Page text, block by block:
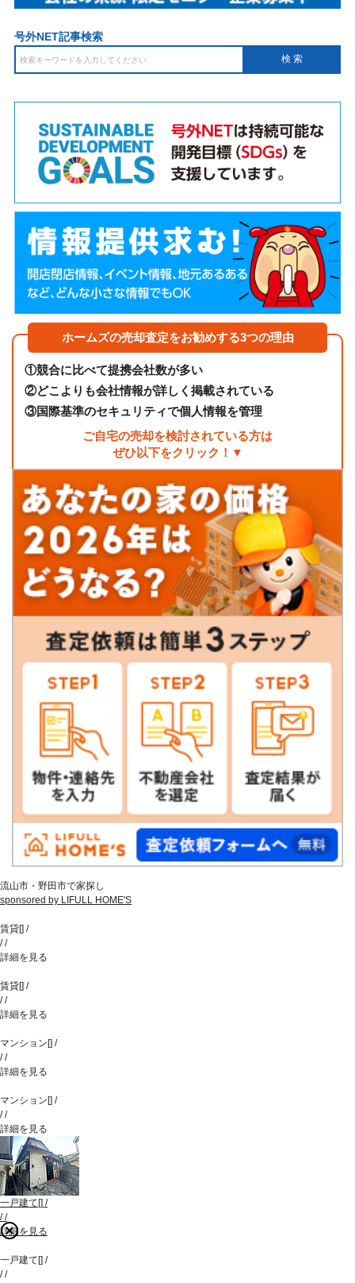
号外NET記事検索
ホームズの売却査定をお勧めする3つの理由
①競合に比べて提携会社数が多い
②どこよりも会社情報が詳しく掲載されている
③国際基準のセキュリティで個人情報を管理
ご自宅の売却を検討されている方は
ぜひ以下をクリック！▼
流山市・野田市で家探し
sponsored by LIFULL HOME'S
賃貸[] /
//
詳細を見る
賃貸[] /
//
詳細を見る
マンション [] /
//
詳細を見る
マンション [] /
//
詳細を見る
一戸建て [] /
//
詳細を見る
一戸建て [] /
//